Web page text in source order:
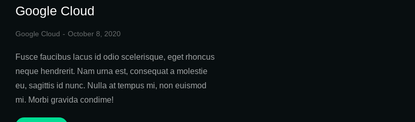
Google Cloud
Google Cloud October 8, 2020
Fusce faucibus lacus id odio scelerisque, eget rhoncus
neque hendrerit. Nam urna est, consequat a molestie
eu, sagittis id nunc. Nulla at tempus mi, non euismod
mi. Morbi gravida condime!